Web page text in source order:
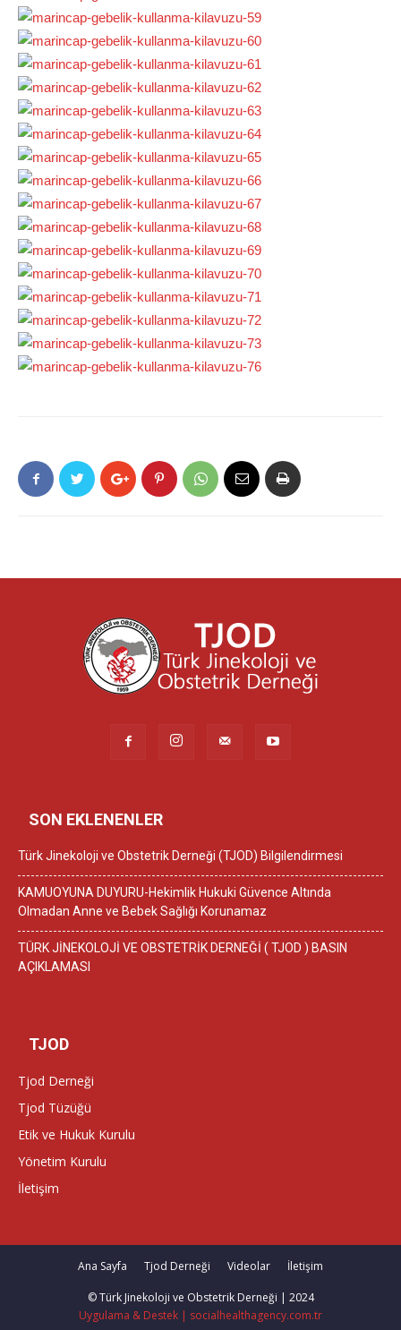
SON EKLENENLER
Türk Jinekoloji ve Obstetrik Derneği (TJOD) Bilgilendirmesi
KAMUOYUNA DUYURU-Hekimlik Hukuki Güvence Altında
Olmadan Anne ve Bebek Sağlığı Korunamaz
TÜRK JİNEKOLOJİ VE OBSTETRİK DERNEĞİ ( TJOD ) BASIN
AÇIKLAMASI
TJOD
Tjod Derneği
Tjod Tüzüğü
Etik ve Hukuk Kurulu
Yönetim Kurulu
İletişim
Ana Sayfa Tjod Derneği Videolar İletişim
© Türk Jinekoloji ve Obstetrik Derneği | 2024
Uygulama & Destek | socialhealthagency.com.tr